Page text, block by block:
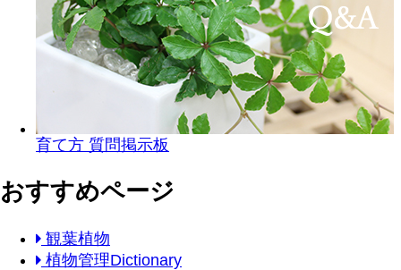
育て方 質問掲示板
おすすめページ
観葉植物
植物管理Dictionary